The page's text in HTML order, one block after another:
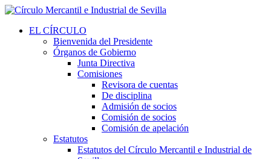
EL CÍRCULO
Bienvenida del Presidente
Órganos de Gobierno
Junta Directiva
Comisiones
Revisora de cuentas
De disciplina
Admisión de socios
Comisión de socios
Comisión de apelación
Estatutos
Estatutos del Círculo Mercantil e Industrial de